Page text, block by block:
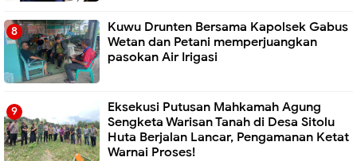
Kuwu Drunten Bersama Kapolsek Gabus
Wetan dan Petani memperjuangkan
pasokan Air Irigasi
Eksekusi Putusan Mahkamah Agung
Sengketa Warisan Tanah di Desa Sitolu
Huta Berjalan Lancar, Pengamanan Ketat
Warnai Proses!